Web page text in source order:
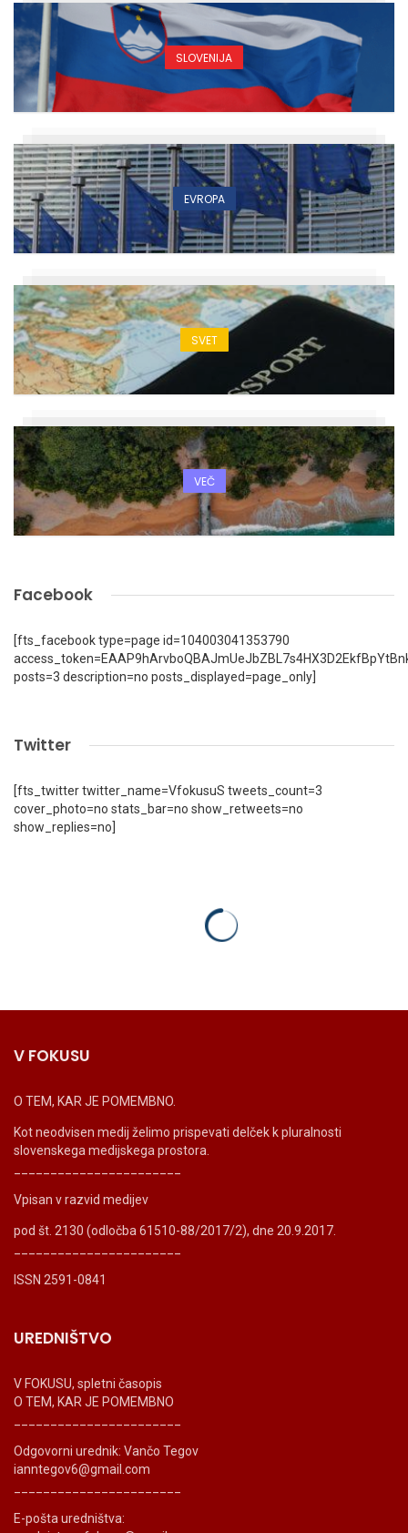
SLOVENIJA
EVROPA
SVET
VEČ
Facebook
[fts_facebook type=page id=104003041353790
posts=3 description=no posts_displayed=page_only]
Twitter
[fts_twitter twitter_name=VfokusuS tweets_count=3
cover_photo=no stats_bar=no show_retweets=no
show_replies=no]
V FOKUSU
O TEM, KAR JE POMEMBNO.
Kot neodvisen medij želimo prispevati delček k pluralnosti
slovenskega medijskega prostora.
Vpisan v razvid medijev
pod št. 2130 (odločba 61510-88/2017/2), dne 20.9.2017.
ISSN 2591-0841
UREDNIŠTVO
V FOKUSU, spletni časopis
O TEM, KAR JE POMEMBNO
Odgovorni urednik: Vančo Tegov
ianntegov6@gmail.com
E-pošta uredništva: